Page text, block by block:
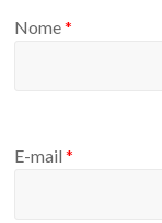
Nome*
E-mail*